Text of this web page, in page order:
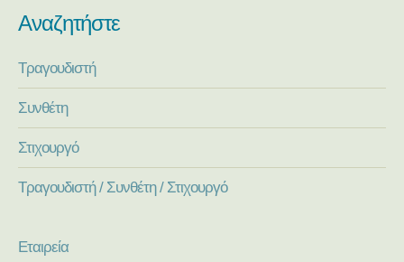
Αναζητήστε
Τραγουδιστή
Συνθέτη
Στιχουργό
Τραγουδιστή / Συνθέτη / Στιχουργό
Εταιρεία